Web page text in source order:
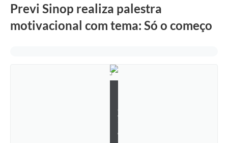
Previ Sinop realiza palestra
motivacional com tema: Só o começo
á
v
o